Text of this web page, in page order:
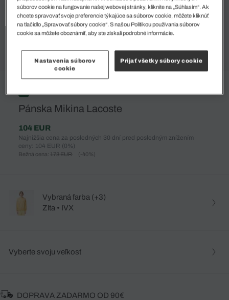
%
Pánska Mikina Lacoste
104 EUR
Najnižšia cena za posledných 30 dní pred posledným znížením
ceny: 104 EUR (0%)
Bežná cena: 173 EUR (-40%)
Vybraná farba (+3)
Zlta • IVX
Vyberte svoju veľkosť
DOPRAVA ZADARMO OD 90€
súborov cookie na fungovanie našej webovej stránky, kliknite na „Súhlasím“. Ak
chcete spravovať svoje preferencie týkajúce sa súborov cookie, môžete kliknúť
na tlačidlo „Spravovať súbory cookie“. S našou Politikou používania súborov
cookie sa môžete oboznámiť, aby ste získali podrobné informácie.
Nastavenia súborov
cookie
Prijať všetky súbory cookie